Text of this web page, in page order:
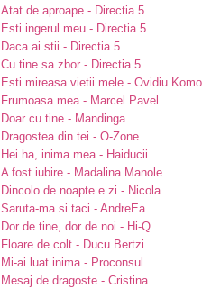
Atat de aproape - Directia 5
Esti ingerul meu - Directia 5
Daca ai stii - Directia 5
Cu tine sa zbor - Directia 5
Esti mireasa vietii mele - Ovidiu
Frumoasa mea - Marcel Pavel
Doar cu tine - Mandinga
Dragostea din tei - O-Zone
Hei ha, inima mea - Haiducii
A fost iubire - Madalina Manole
Dincolo de noapte e zi - Nicola
Saruta-ma si taci - AndreEa
Dor de tine, dor de noi - Hi-Q
Floare de colt - Ducu Bertzi
Mi-ai luat inima - Proconsul
Mesaj de dragoste - Cristina